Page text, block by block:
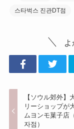
스타벅스 진관DT점
【ソウル郊外】
リーショップが
ムヨンモ菓子店
자점）